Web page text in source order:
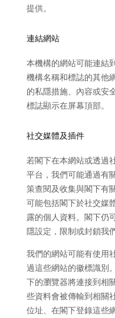
提供。
連結網站
本機構的網站可能連結
機構名稱和標誌的其他
的私隱措施、內容或安
標誌顯示在屏幕頂部。
社交媒體及插件
若閣下在本網站或透過
平台，我們可能通過有
策查閱及收集與閣下有
可能包括閣下於社交媒
露的個人資料。閣下仍
隱設定，限制或封鎖我
我們的網站可能有使用
過這些網站的徽標識別
下的瀏覽器將連接到相
些資料會被傳輸到相關
位址、在閣下登錄這些